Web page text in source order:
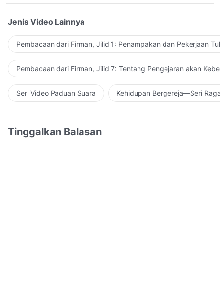
Jenis Video Lainnya
Pembacaan dari Firman, Jilid 1: Penampakan dan Pekerjaan
Pembacaan dari Firman, Jilid 7: Tentang Pengejaran akan
Seri Video Paduan Suara Kehidupan Bergereja—Seri
Tinggalkan Balasan